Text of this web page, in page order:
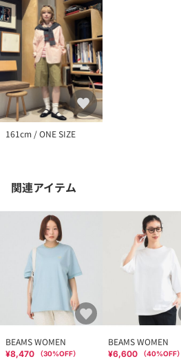
161cm / ONE SIZE
関連アイテム
BEAMS WOMEN
¥8,470 （30%OFF）
BEAMS WOMEN
¥6,600 （40%OFF）